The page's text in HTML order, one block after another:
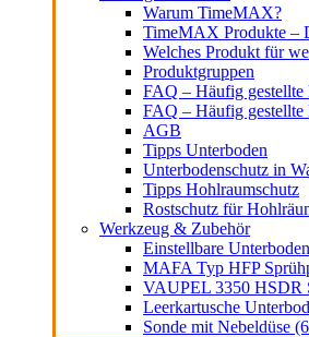
Warum TimeMAX?
TimeMAX Produkte –
Welches Produkt für
Produktgruppen
FAQ – Häufig gestellte
FAQ – Häufig gestellte
AGB
Tipps Unterboden
Unterbodenschutz in
Tipps Hohlraumschutz
Rostschutz für
Werkzeug & Zubehör
Einstellbare
MAFA Typ HFP
VAUPEL 3350 HSDR
Leerkartusche
Sonde mit Nebeldüse